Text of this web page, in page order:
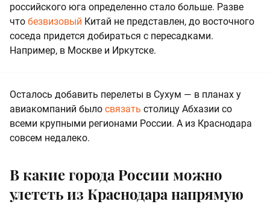
российского юга определенно стало больше. Разве
что безвизовый Китай не представлен, до восточного
соседа придется добираться с пересадками.
Например, в Москве и Иркутске.
Осталось добавить перелеты в Сухум — в планах у
авиакомпаний было связать столицу Абхазии со
всеми крупными регионами России. А из Краснодара
совсем недалеко.
В какие города России можно
улететь из Краснодара напрямую